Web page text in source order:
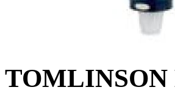
TOMLINSON